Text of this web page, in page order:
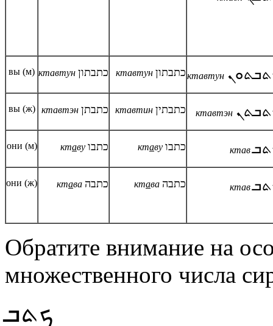
вы (м) ктавтун כתבתון ктавтун כתבתוןктавтун
вы (ж) ктавтэн כתבתן ктавтин כתבתין ктавтэн
они (м) ктаву כתבו ктаву כתבו ктав
они (ж) ктава כתבה ктава כתבה ктав
Обратите внимание на
множественного числа
ܟܬܒ